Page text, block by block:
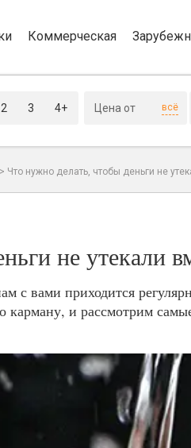
Коммерческая
2 3 4+ всё
> Что нужно делать, чтобы деньги не
не утекали
с вами приходится
карману, и рассмотрим